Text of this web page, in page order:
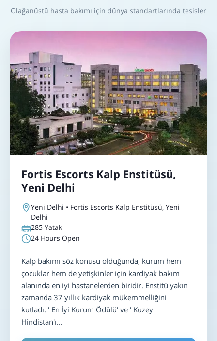
Olağanüstü hasta bakımı için dünya standartlarında tesisler
Fortis Escorts Kalp Enstitüsü,
Yeni Delhi
Yeni Delhi • Fortis Escorts Kalp Enstitüsü, Yeni
Delhi
285 Yatak
24 Hours Open
Kalp bakımı söz konusu olduğunda, kurum hem
çocuklar hem de yetişkinler için kardiyak bakım
alanında en iyi hastanelerden biridir. Enstitü yakın
zamanda 37 yıllık kardiyak mükemmelliğini
kutladı. ' En İyi Kurum Ödülü' ve ' Kuzey
Hindistan'ı...